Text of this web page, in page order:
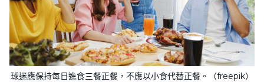
球迷應保持每日進食三餐正餐，不應以小食代替正餐。（freepik）